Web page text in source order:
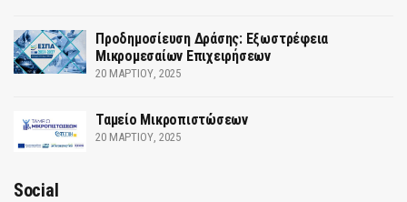
Προδημοσίευση Δράσης: Εξωστρέφεια
Μικρομεσαίων Επιχειρήσεων
20 ΜΑΡΤΊΟΥ, 2025
Ταμείο Μικροπιστώσεων
20 ΜΑΡΤΊΟΥ, 2025
Social